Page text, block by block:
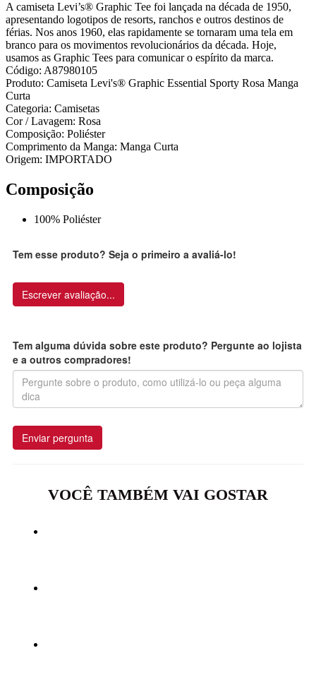
A camiseta Levi’s® Graphic Tee foi lançada na década de 1950,
apresentando logotipos de resorts, ranchos e outros destinos de
férias. Nos anos 1960, elas rapidamente se tornaram uma tela em
branco para os movimentos revolucionários da década. Hoje,
usamos as Graphic Tees para comunicar o espírito da marca.
Código: A87980105
Produto: Camiseta Levi's® Graphic Essential Sporty Rosa Manga
Curta
Categoria: Camisetas
Cor / Lavagem: Rosa
Composição: Poliéster
Comprimento da Manga: Manga Curta
Origem: IMPORTADO
Composição
100% Poliéster
Tem esse produto? Seja o primeiro a avaliá-lo!
Escrever avaliação...
Tem alguma dúvida sobre este produto? Pergunte ao lojista
e a outros compradores!
Enviar pergunta
VOCÊ TAMBÉM VAI GOSTAR